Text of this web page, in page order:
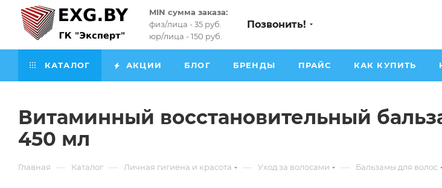
MIN сумма заказа:
физ/лица - 35 руб.
юр/лица - 150 руб.
Позвонить!
КАТАЛОГ АКЦИИ БЛОГ БРЕНДЫ ПРАЙС КАК КУПИТЬ
Витаминный восстановительный
450 мл
Главная — Каталог — Личная гигиена и красота — Уход за волосами — Бальзамы для волос